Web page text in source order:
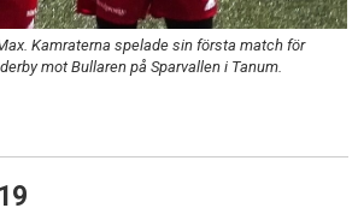
Kamraterna spelade sin första match för
mot Bullaren på Sparvallen i Tanum.